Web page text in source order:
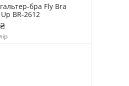
бра Fly Bra
BR-2612